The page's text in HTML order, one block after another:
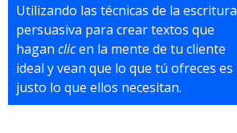
Utilizando las técnicas de la escritura
persuasiva para crear textos que
hagan clicen la mente de tu cliente
ideal y vean que lo que tú ofreces es
justo lo que ellos necesitan.